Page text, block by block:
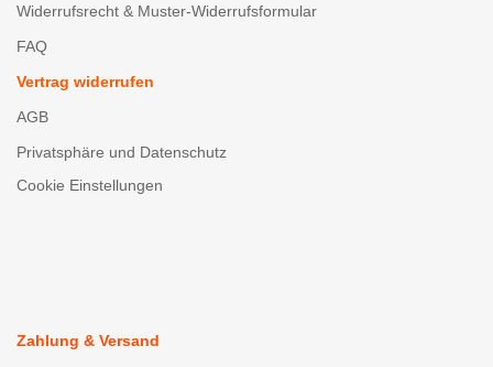
Widerrufsrecht & Muster-Widerrufsformular
FAQ
Vertrag widerrufen
AGB
Privatsphäre und Datenschutz
Cookie Einstellungen
Zahlung & Versand